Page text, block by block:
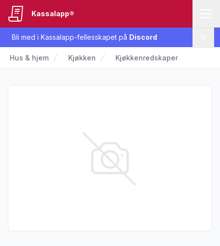
Bli med i Kassalapp-fellesskapet på Discord
Kassalapp®
Hus & hjem Kjøkken Kjøkkenredskaper